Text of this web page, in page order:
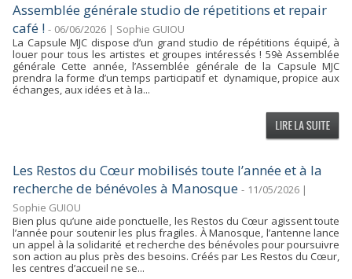
Assemblée générale studio de répetitions et repair
café ! - 06/06/2026 | Sophie GUIOU
La Capsule MJC dispose d’un grand studio de répétitions équipé, à
louer pour tous les artistes et groupes intéressés ! 59è Assemblée
générale Cette année, l’Assemblée générale de la Capsule MJC
prendra la forme d’un temps participatif et dynamique, propice aux
échanges, aux idées et à la...
Les Restos du Cœur mobilisés toute l’année et à la
recherche de bénévoles à Manosque - 11/05/2026 |
Sophie GUIOU
Bien plus qu’une aide ponctuelle, les Restos du Cœur agissent toute
l’année pour soutenir les plus fragiles. À Manosque, l’antenne lance
un appel à la solidarité et recherche des bénévoles pour poursuivre
son action au plus près des besoins. Créés par Les Restos du Cœur,
les centres d’accueil ne se...